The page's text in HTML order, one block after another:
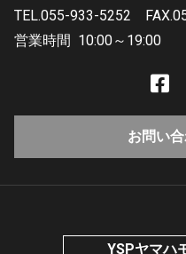
TEL.055-933-5252
営業時間 10:00～19:00
お問い
YSPヤマハ